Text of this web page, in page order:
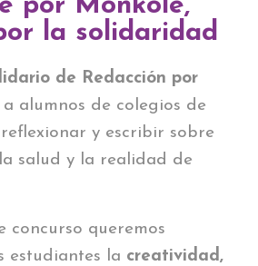
por Monkole,
la solidaridad
de Redacción por
alumnos de colegios de
y escribir sobre
salud y la realidad de
concurso queremos
estudiantes la creatividad,